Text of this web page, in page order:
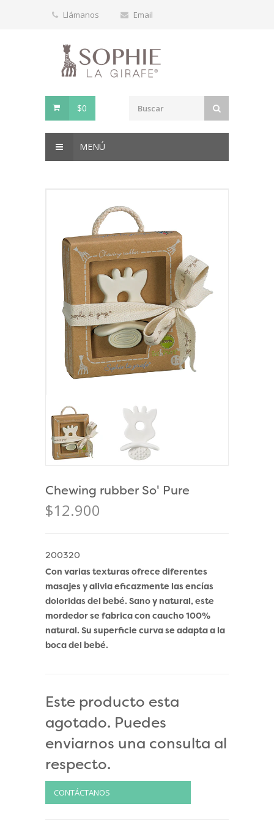
Llámanos Email
$0
MENÚ
Chewing rubber So' Pure
$12.900
200320
Con varias texturas ofrece diferentes
masajes y alivia eficazmente las encías
doloridas del bebé. Sano y natural, este
mordedor se fabrica con caucho 100%
natural. Su superficie curva se adapta a la
boca del bebé.
Este producto esta
agotado. Puedes
enviarnos una consulta al
respecto.
CONTÁCTANOS